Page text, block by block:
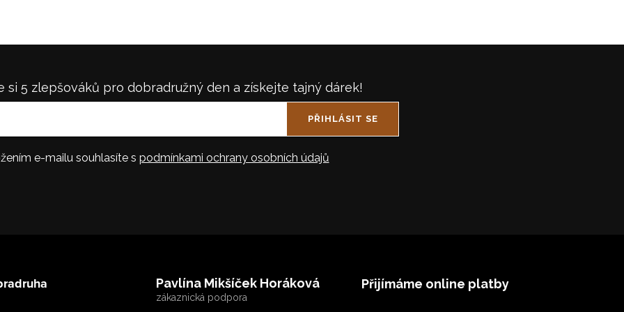
si 5 zlepšováků pro dobradružný den a získejte tajný dárek!
e-mailu souhlasíte s podmínkami ochrany osobních údajů
PŘIHLÁSIT SE
Pavlína Mikšíček Horáková Přijímáme online platby